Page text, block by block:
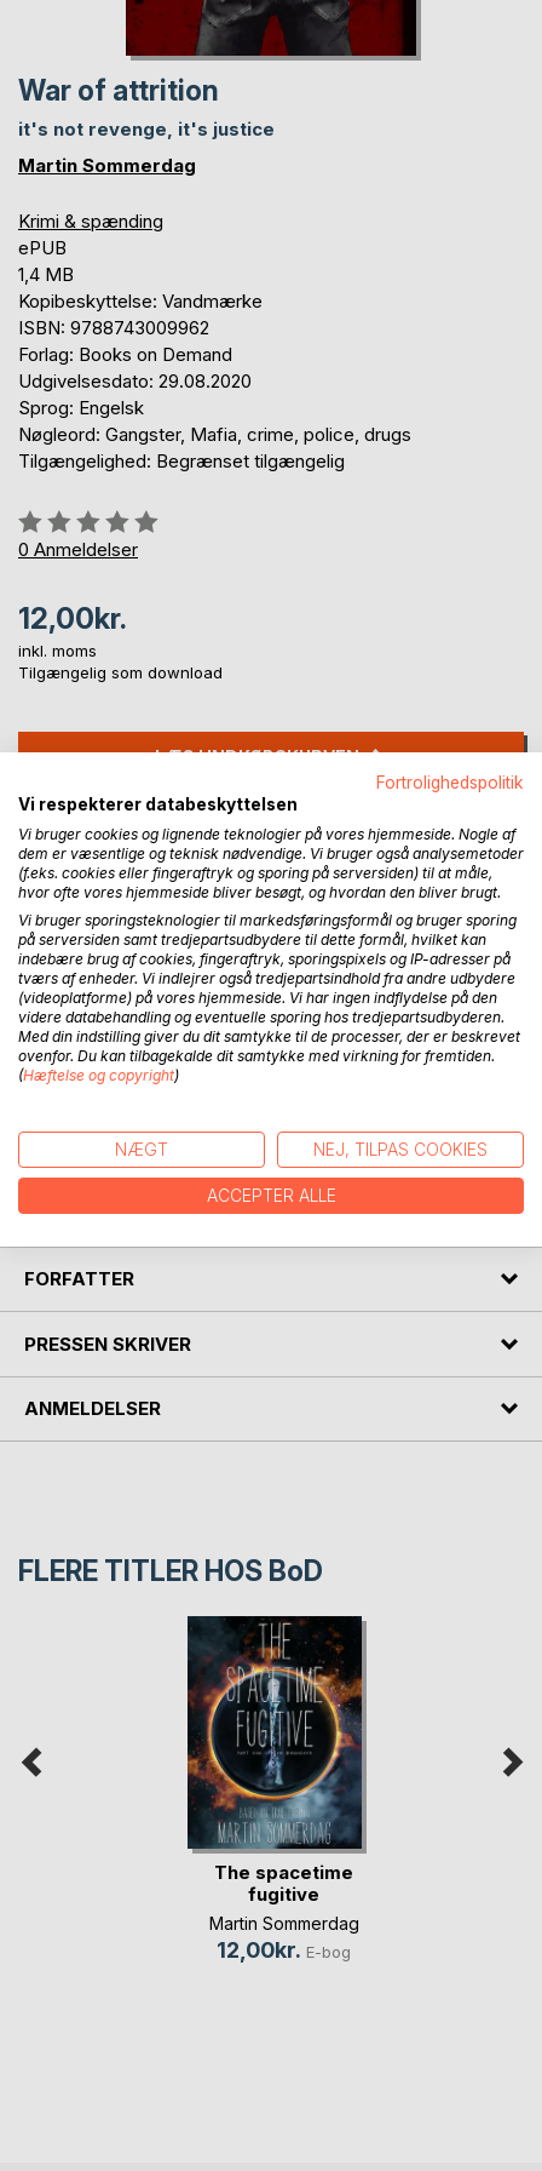
War of attrition
it's not revenge, it's justice
Martin Sommerdag
Krimi & spænding
ePUB
1,4 MB
Kopibeskyttelse: Vandmærke
ISBN: 9788743009962
Forlag: Books on Demand
Udgivelsesdato: 29.08.2020
Sprog: Engelsk
Nøgleord: Gangster, Mafia, crime, police, drugs
Tilgængelighed: Begrænset tilgængelig
Anmeldelse::
0%
0 Anmeldelser
12,00kr.
inkl. moms
Tilgængelig som download
LÆG I INDKØBSKURVEN
Føj til ønskeliste
Anmeld titel
BESKRIVELSE
city embarks on his own hardcore mission for justice, when
his lovely teenage daughter is run down and hospitalized by
a smarmy pusher, who is associated with a malicious drug
cartel in the tough neighborhood.
FORFATTER
PRESSEN SKRIVER
ANMELDELSER
FLERE TITLER HOS BoD
The spacetime
fugitive
Martin Sommerdag
12,00kr. E-bog
Fortrolighedspolitik
Vi respekterer databeskyttelsen
Vi bruger cookies og lignende teknologier på vores hjemmeside. Nogle af
dem er væsentlige og teknisk nødvendige. Vi bruger også analysemetoder
(f.eks. cookies eller fingeraftryk og sporing på serversiden) til at måle,
hvor ofte vores hjemmeside bliver besøgt, og hvordan den bliver brugt.
Vi bruger sporingsteknologier til markedsføringsformål og bruger sporing
på serversiden samt tredjepartsudbydere til dette formål, hvilket kan
indebære brug af cookies, fingeraftryk, sporingspixels og IP-adresser på
tværs af enheder. Vi indlejrer også tredjepartsindhold fra andre udbydere
(videoplatforme) på vores hjemmeside. Vi har ingen indflydelse på den
videre databehandling og eventuelle sporing hos tredjepartsudbyderen.
Med din indstilling giver du dit samtykke til de processer, der er beskrevet
ovenfor. Du kan tilbagekalde dit samtykke med virkning for fremtiden.
(Hæftelse og copyright)
NÆGT NEJ, TILPAS COOKIES
ACCEPTER ALLE